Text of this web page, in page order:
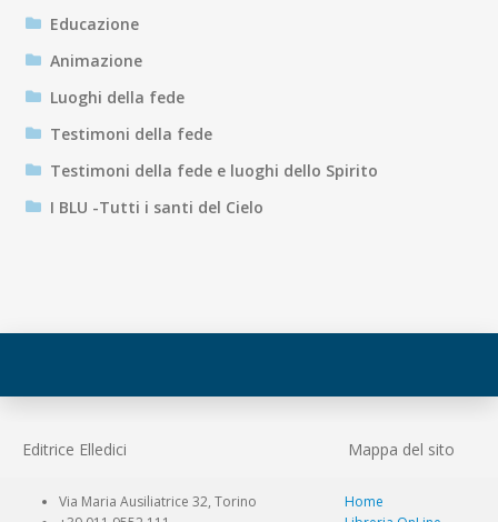
Educazione
Animazione
Luoghi della fede
Testimoni della fede
Testimoni della fede e luoghi dello Spirito
I BLU -Tutti i santi del Cielo
Editrice Elledici Mappa del sito
Via Maria Ausiliatrice 32, Torino
Home